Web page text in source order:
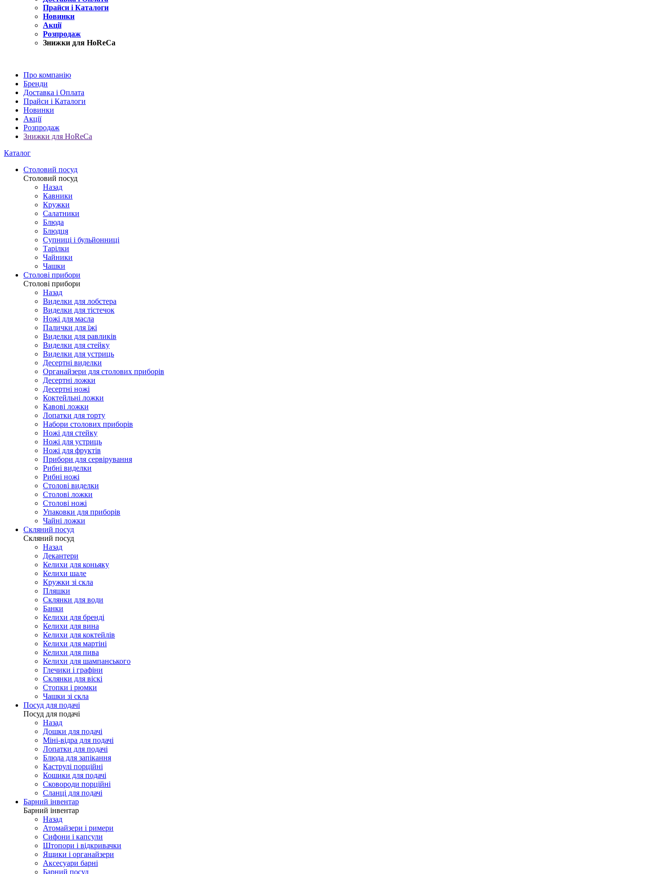
Прайси і Каталоги
Новинки
Акції
Розпродаж
Знижки для HoReCa
Про компанію
Бренди
Доставка і Оплата
Прайси і Каталоги
Новинки
Акції
Розпродаж
Знижки для HoReCa
Каталог
Столовий посуд
Столовий посуд
Назад
Кавники
Кружки
Салатники
Блюда
Блюдця
Супниці і бульйонниці
Тарілки
Чайники
Чашки
Столові прибори
Столові прибори
Назад
Виделки для лобстера
Виделки для тістечок
Ножі для масла
Палички для їжі
Виделки для равликів
Виделки для стейку
Виделки для устриць
Десертні виделки
Органайзери для столових приборів
Десертні ложки
Десертні ножі
Коктейльні ложки
Кавові ложки
Лопатки для торту
Набори столових приборів
Ножі для стейку
Ножі для устриць
Ножі для фруктів
Прибори для сервірування
Рибні виделки
Рибні ножі
Столові виделки
Столові ложки
Столові ножі
Упаковки для приборів
Чайні ложки
Скляний посуд
Скляний посуд
Назад
Декантери
Келихи для коньяку
Келихи шале
Кружки зі скла
Пляшки
Склянки для води
Банки
Келихи для бренді
Келихи для вина
Келихи для коктейлів
Келихи для мартіні
Келихи для пива
Келихи для шампанського
Глечики і графіни
Склянки для віскі
Стопки і рюмки
Чашки зі скла
Посуд для подачі
Посуд для подачі
Назад
Дошки для подачі
Міні-відра для подачі
Лопатки для подачі
Блюда для запікання
Каструлі порційні
Кошики для подачі
Сковороди порційні
Сланці для подачі
Барний інвентар
Барний інвентар
Назад
Атомайзери і римери
Сифони і капсули
Штопори і відкривачки
Ящики і органайзери
Аксесуари барні
Барний посуд